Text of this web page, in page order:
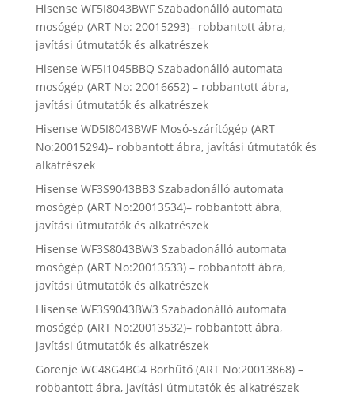
Hisense WF5I8043BWF Szabadonálló automata
mosógép (ART No: 20015293)– robbantott ábra,
javítási útmutatók és alkatrészek
Hisense WF5I1045BBQ Szabadonálló automata
mosógép (ART No: 20016652) – robbantott ábra,
javítási útmutatók és alkatrészek
Hisense WD5I8043BWF Mosó-szárítógép (ART
No:20015294)– robbantott ábra, javítási útmutatók és
alkatrészek
Hisense WF3S9043BB3 Szabadonálló automata
mosógép (ART No:20013534)– robbantott ábra,
javítási útmutatók és alkatrészek
Hisense WF3S8043BW3 Szabadonálló automata
mosógép (ART No:20013533) – robbantott ábra,
javítási útmutatók és alkatrészek
Hisense WF3S9043BW3 Szabadonálló automata
mosógép (ART No:20013532)– robbantott ábra,
javítási útmutatók és alkatrészek
Gorenje WC48G4BG4 Borhűtő (ART No:20013868) –
robbantott ábra, javítási útmutatók és alkatrészek